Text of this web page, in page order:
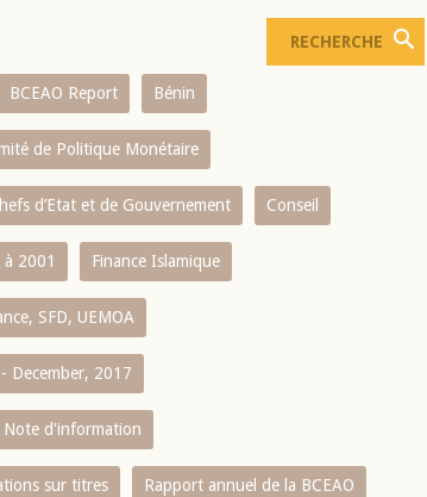
BCEAO Report Bénin
de Politique Monétaire
d’Etat et de Gouvernement Conseil
2001 Finance Islamique
SFD, UEMOA
December, 2017
Note d'information
sur titres Rapport annuel de la BCEAO